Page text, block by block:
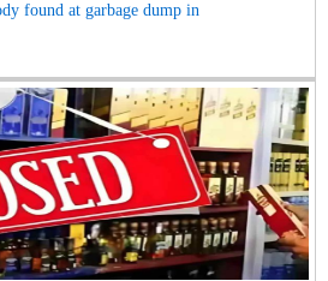
found at garbage dump in